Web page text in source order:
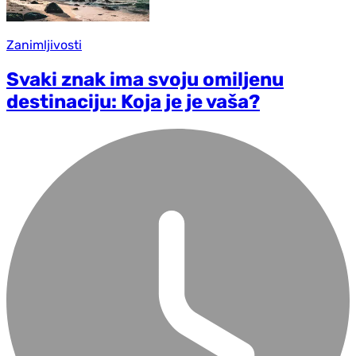
Zanimljivosti
Svaki znak ima svoju omiljenu
destinaciju: Koja je je vaša?